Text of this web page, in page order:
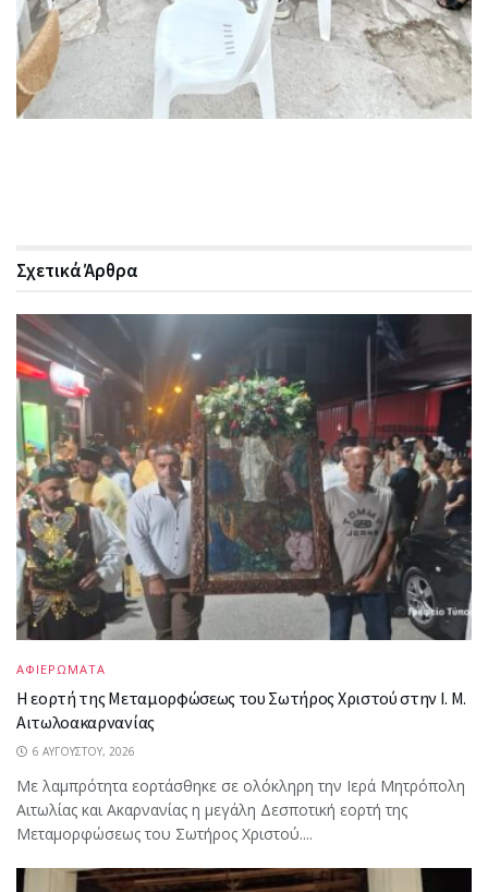
ΣχετικάΆρθρα
ΑΦΙΕΡΩΜΑΤΑ
Η εορτή της Μεταμορφώσεως του Σωτήρος Χριστού στην Ι. Μ.
Αιτωλοακαρνανίας
6 ΑΥΓΟΎΣΤΟΥ, 2026
Με λαμπρότητα εορτάσθηκε σε ολόκληρη την Ιερά Μητρόπολη
Αιτωλίας και Ακαρνανίας η μεγάλη Δεσποτική εορτή της
Μεταμορφώσεως του Σωτήρος Χριστού....